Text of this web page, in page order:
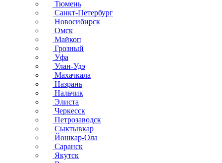
Тюмень
Санкт-Петербург
Новосибирск
Омск
Майкоп
Грозный
Уфа
Улан-Удэ
Махачкала
Назрань
Нальчик
Элиста
Черкесск
Петрозаводск
Сыктывкар
Йошкар-Ола
Саранск
Якутск